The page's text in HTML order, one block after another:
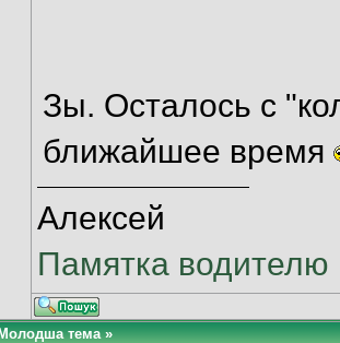
Зы. Осталось с
ближайшее время
Алексей
Памятка водителю
тема»